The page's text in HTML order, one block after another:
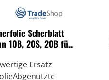
Scherblatt
10B, 20S, 20B für
Ersatz